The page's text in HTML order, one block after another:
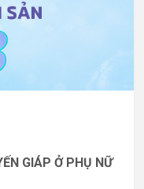
GIÁP Ở PHỤ NỮ